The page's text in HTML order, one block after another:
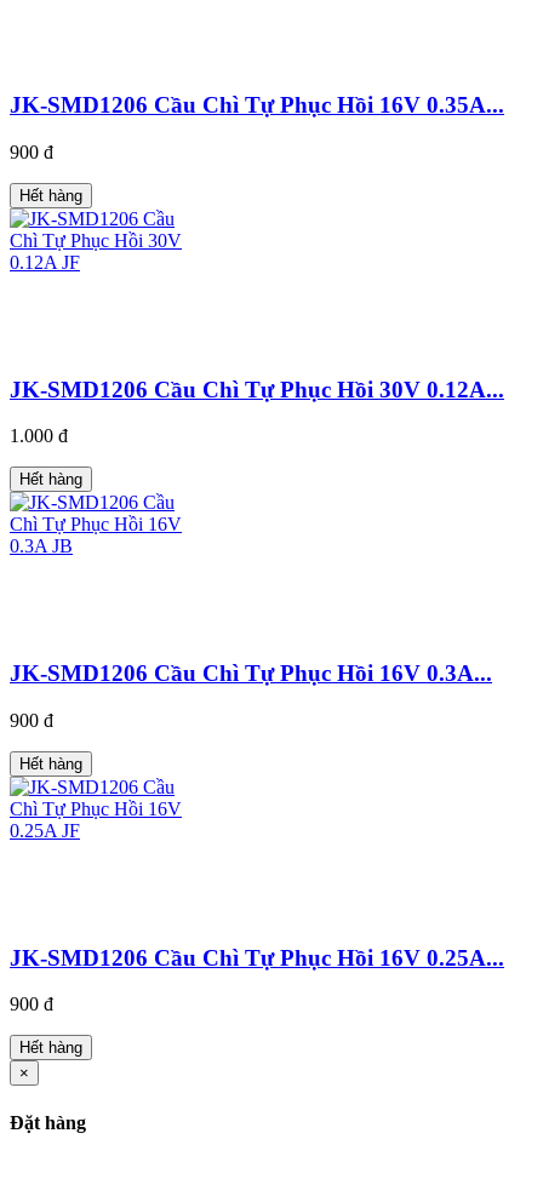
JK-SMD1206 Cầu Chì Tự Phục Hồi 16V 0.35A...
900 đ
Hết hàng
JK-SMD1206 Cầu Chì Tự Phục Hồi 30V 0.12A...
1.000 đ
Hết hàng
JK-SMD1206 Cầu Chì Tự Phục Hồi 16V 0.3A...
900 đ
Hết hàng
JK-SMD1206 Cầu Chì Tự Phục Hồi 16V 0.25A...
900 đ
Hết hàng
×
Đặt hàng